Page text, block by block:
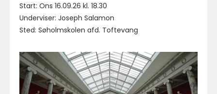
Start: Ons 16.09.26 kl. 18.30
Underviser: Joseph Salamon
Sted: Søholmskolen afd. Toftevang